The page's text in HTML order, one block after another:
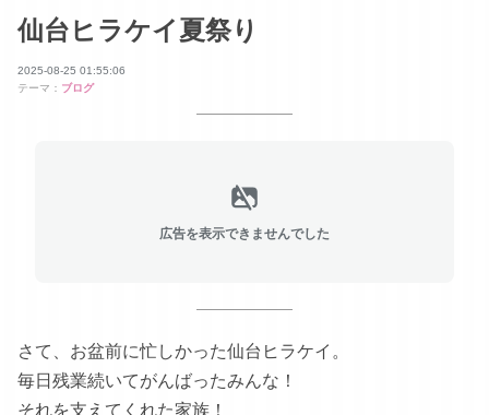
仙台ヒラケイ夏祭り
2025-08-25 01:55:06
テーマ： ブログ
広告を表示できませんでした
さて、お盆前に忙しかった仙台ヒラケイ。
毎日残業続いてがんばったみんな！
それを支えてくれた家族！